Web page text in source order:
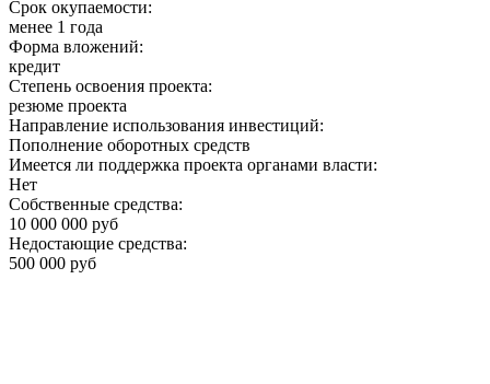
Срок окупаемости:
менее 1 года
Форма вложений:
кредит
Степень освоения проекта:
резюме проекта
Направление использования инвестиций:
Пополнение оборотных средств
Имеется ли поддержка проекта органами власти:
Нет
Собственные средства:
10 000 000 руб
Недостающие средства:
500 000 руб